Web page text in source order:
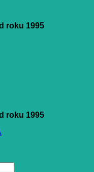
roku 1995
roku 1995